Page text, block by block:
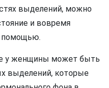
выделений, можно
и вовремя
помощью.
у женщины может быть
выделений, которые